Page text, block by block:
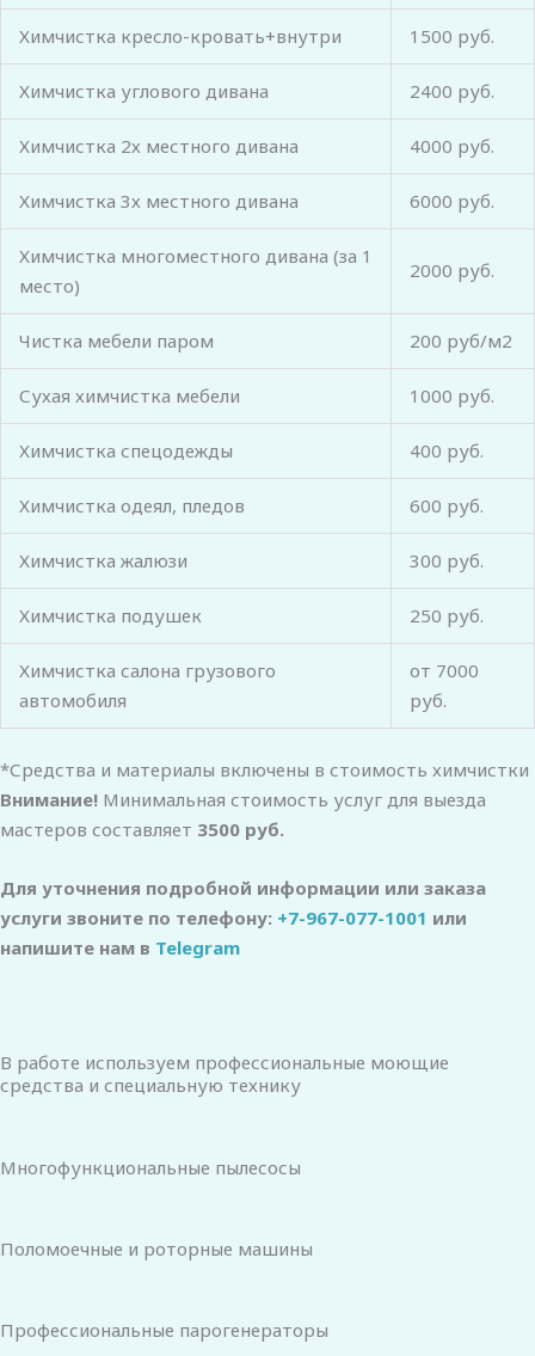
Химчистка кресло-кровать+внутри 1500 руб.
Химчистка углового дивана 2400 руб.
Химчистка 2х местного дивана 4000 руб.
Химчистка 3х местного дивана 6000 руб.
Химчистка многоместного дивана (за 1
место)
2000 руб.
Чистка мебели паром 200 руб/м2
Сухая химчистка мебели 1000 руб.
Химчистка спецодежды 400 руб.
Химчистка одеял, пледов 600 руб.
Химчистка жалюзи 300 руб.
Химчистка подушек 250 руб.
Химчистка салона грузового
автомобиля
от 7000
руб.
*Средства и материалы включены в стоимость химчистки
Внимание! Минимальная стоимость услуг для выезда
мастеров составляет 3500 руб.
Для уточнения подробной информации или заказа
услуги звоните по телефону: +7-967-077-1001 или
напишите нам в Telegram
В работе используем профессиональные моющие
средства и специальную технику
Многофункциональные пылесосы
Поломоечные и роторные машины
Профессиональные парогенераторы